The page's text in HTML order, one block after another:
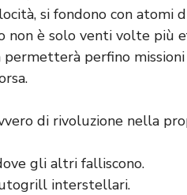
si fondono con atomi
non è solo venti volte più
permetterà perfino
di rivoluzione nella
gli altri falliscono.
interstellari.